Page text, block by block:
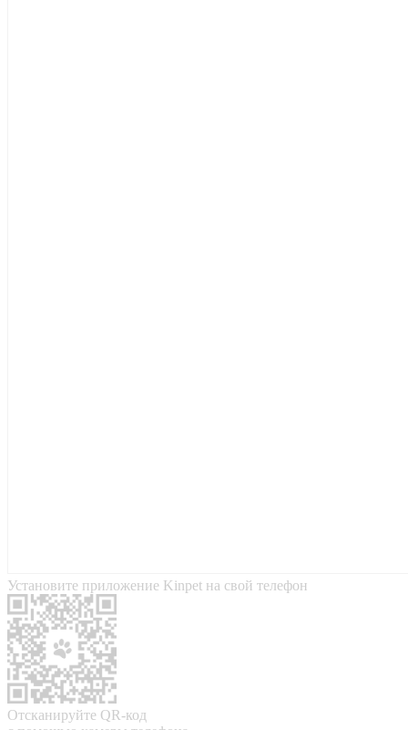
Установите приложение Kinpet на свой телефон
Отсканируйте QR-код